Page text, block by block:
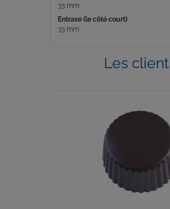
33 mm
Entraxe (le côté court)
33 mm
Les